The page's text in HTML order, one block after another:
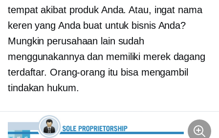
tempat akibat produk Anda. Atau, ingat nama
keren yang Anda buat untuk bisnis Anda?
Mungkin perusahaan lain sudah
menggunakannya dan memiliki merek dagang
terdaftar. Orang-orang itu bisa mengambil
tindakan hukum.